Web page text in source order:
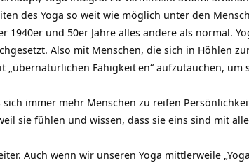
des Yoga so weit wie möglich unter den
1940er und 50er Jahre alles andere als normal.
Also mit Menschen, die sich in Höhlen
„übernatürlichen Fähigkeiten“ aufzutauchen, um
immer mehr Menschen zu reifen
sie fühlen und wissen, dass sie eins sind mit
Auch wenn wir unseren Yoga mittlerweile „